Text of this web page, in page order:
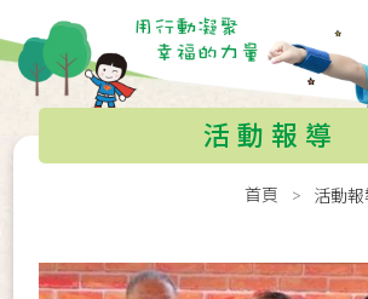
活動報導
首頁 活動報